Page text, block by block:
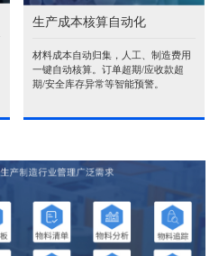
生产成本核算自动化
材料成本自动归集，人工、制造费用
一键自动核算。订单超期/应收款超
期/安全库存异常等智能预警。